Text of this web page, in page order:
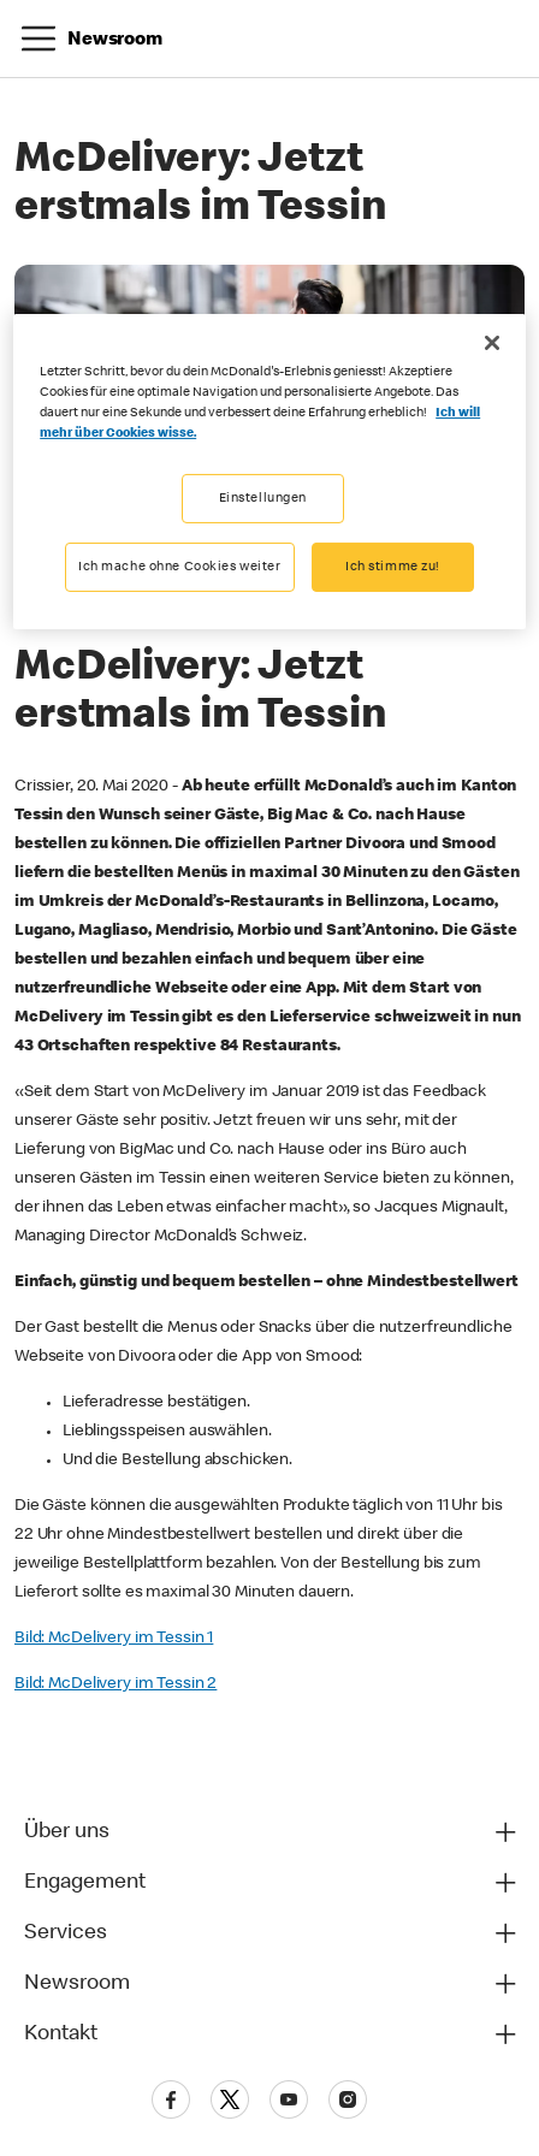
Newsroom
McDelivery: Jetzt
erstmals im Tessin
05-20-2020
McDelivery: Jetzt
erstmals im Tessin
Crissier, 20. Mai 2020 - Ab heute erfüllt McDonald’s auch im Kanton
Tessin den Wunsch seiner Gäste, Big Mac & Co. nach Hause
bestellen zu können. Die offiziellen Partner Divoora und Smood
liefern die bestellten Menüs in maximal 30 Minuten zu den Gästen
im Umkreis der McDonald’s-Restaurants in Bellinzona, Locarno,
Lugano, Magliaso, Mendrisio, Morbio und Sant’Antonino. Die Gäste
bestellen und bezahlen einfach und bequem über eine
nutzerfreundliche Webseite oder eine App. Mit dem Start von
McDelivery im Tessin gibt es den Lieferservice schweizweit in nun
43 Ortschaften respektive 84 Restaurants.
«Seit dem Start von McDelivery im Januar 2019 ist das Feedback
unserer Gäste sehr positiv. Jetzt freuen wir uns sehr, mit der
Lieferung von BigMac und Co. nach Hause oder ins Büro auch
unseren Gästen im Tessin einen weiteren Service bieten zu können,
der ihnen das Leben etwas einfacher macht», so Jacques Mignault,
Managing Director McDonald’s Schweiz.
Einfach, günstig und bequem bestellen – ohne Mindestbestellwert
Der Gast bestellt die Menus oder Snacks über die nutzerfreundliche
Webseite von Divoora oder die App von Smood:
Lieferadresse bestätigen.
Lieblingsspeisen auswählen.
Und die Bestellung abschicken.
Die Gäste können die ausgewählten Produkte täglich von 11 Uhr bis
22 Uhr ohne Mindestbestellwert bestellen und direkt über die
jeweilige Bestellplattform bezahlen. Von der Bestellung bis zum
Lieferort sollte es maximal 30 Minuten dauern.
Bild: McDelivery im Tessin 1
Bild: McDelivery im Tessin 2
Über uns
Engagement
Services
Newsroom
Kontakt
Letzter Schritt, bevor du dein McDonald's-Erlebnis geniesst! Akzeptiere
Cookies für eine optimale Navigation und personalisierte Angebote. Das
dauert nur eine Sekunde und verbessert deine Erfahrung erheblich!
Ich will
mehr über Cookies wisse.
Einstellungen
Ich mache ohne Cookies weiter Ich stimme zu!